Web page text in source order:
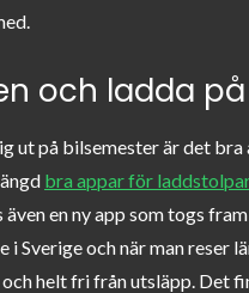
och ladda
ut på bilsemester är det
bra appar för
en ny app som togs
Sverige och när man reser
helt fri från utsläpp. Det